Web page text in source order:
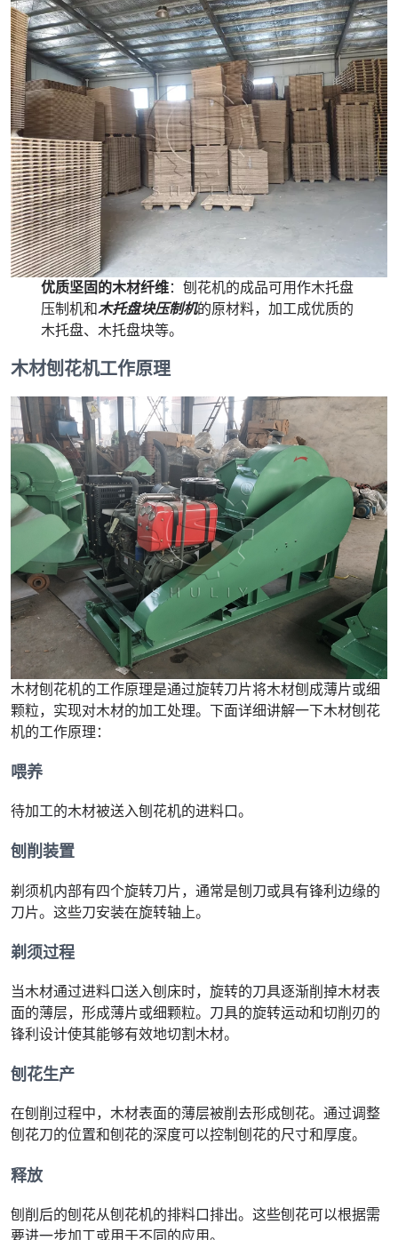
优质坚固的木材纤维：刨花机的成品可用作木托盘
压制机和木托盘块压制机的原材料，加工成优质的
木托盘、木托盘块等。
木材刨花机工作原理
木材刨花机的工作原理是通过旋转刀片将木材刨成薄片或细
颗粒，实现对木材的加工处理。下面详细讲解一下木材刨花
机的工作原理：
喂养
待加工的木材被送入刨花机的进料口。
刨削装置
剃须机内部有四个旋转刀片，通常是刨刀或具有锋利边缘的
刀片。这些刀安装在旋转轴上。
剃须过程
当木材通过进料口送入刨床时，旋转的刀具逐渐削掉木材表
面的薄层，形成薄片或细颗粒。刀具的旋转运动和切削刃的
锋利设计使其能够有效地切割木材。
刨花生产
在刨削过程中，木材表面的薄层被削去形成刨花。通过调整
刨花刀的位置和刨花的深度可以控制刨花的尺寸和厚度。
释放
刨削后的刨花从刨花机的排料口排出。这些刨花可以根据需
要进一步加工或用于不同的应用。